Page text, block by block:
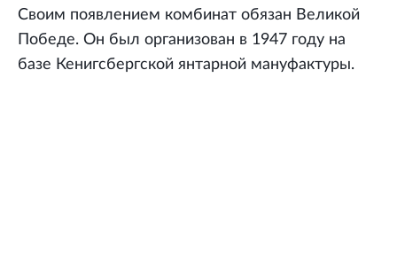
Своим появлением комбинат обязан Великой
Победе. Он был организован в 1947 году на
базе Кенигсбергской янтарной мануфактуры.